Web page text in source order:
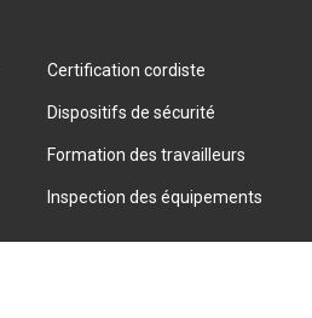
Certification cordiste
Dispositifs de sécurité
Formation des travailleurs
Inspection des équipements